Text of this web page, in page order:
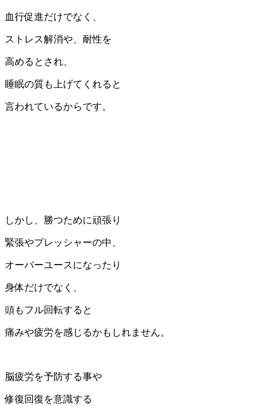
血行促進だけでなく、
ストレス解消や、耐性を
高めるとされ、
睡眠の質も上げてくれると
言われているからです。
しかし、勝つために頑張り
緊張やプレッシャーの中、
オーバーユースになったり
身体だけでなく、
頭もフル回転すると
痛みや疲労を感じるかもしれません。
脳疲労を予防する事や
修復回復を意識する